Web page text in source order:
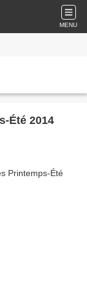
MENU
Été 2014